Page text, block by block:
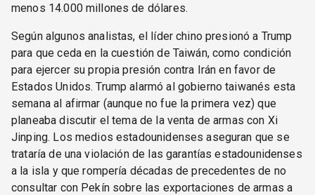
menos 14.000 millones de dólares.
Según algunos analistas, el líder chino presionó a Trump
para que ceda en la cuestión de Taiwán, como condición
para ejercer su propia presión contra Irán en favor de
Estados Unidos. Trump alarmó al gobierno taiwanés esta
semana al afirmar (aunque no fue la primera vez) que
planeaba discutir el tema de la venta de armas con Xi
Jinping. Los medios estadounidenses aseguran que se
trataría de una violación de las garantías estadounidenses
a la isla y que rompería décadas de precedentes de no
consultar con Pekín sobre las exportaciones de armas a